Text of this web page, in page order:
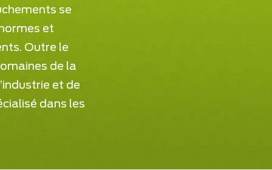
se
et
Outre le
de la
et de
dans les